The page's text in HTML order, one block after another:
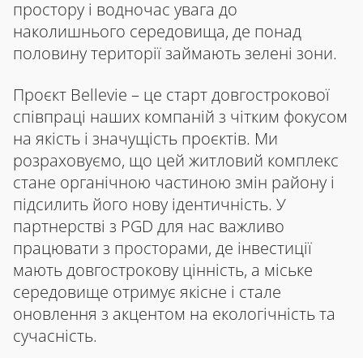
простору і водночас увага до
наколишнього середовища, де понад
половину території займають зелені зони.
Проєкт Bellevie – це старт довгострокової
співпраці наших компаній з чітким фокусом
на якість і значущість проєктів. Ми
розраховуємо, що цей житловий комплекс
стане органічною частиною змін району і
підсилить його нову ідентичність. У
партнерстві з PGD для нас важливо
працювати з просторами, де інвестиції
мають довгострокову цінність, а міське
середовище отримує якісне і стале
оновлення з акцентом на екологічність та
сучасність.